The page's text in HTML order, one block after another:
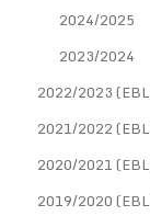
2024/2025
2023/2024
2022/2023
2021/2022
2020/2021
2019/2020